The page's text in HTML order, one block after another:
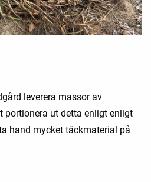
leverera massor av
portionera ut detta enligt enligt
hand mycket täckmaterial på